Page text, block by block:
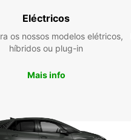
Eléctricos
os nossos modelos elétricos,
híbridos ou plug-in
Mais info